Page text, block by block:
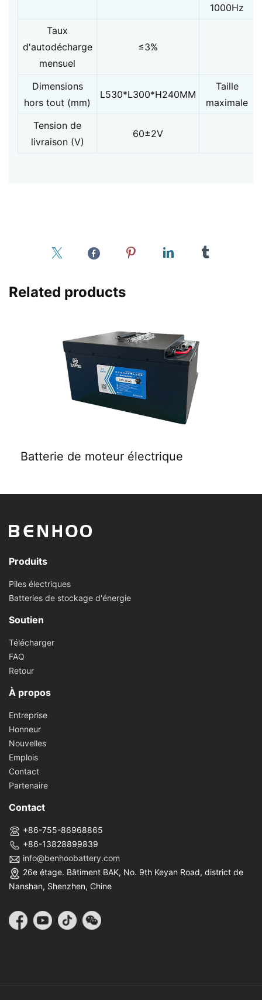
1000Hz
Taux
d'autodécharge
mensuel
≤3%
Dimensions
hors tout (mm)
L530*L300*H240MM
Taille
maximale
Tension de
livraison (V)
60±2V
Related products
Batterie de moteur électrique
Produits
Piles électriques
Batteries de stockage d'énergie
Soutien
Télécharger
FAQ
Retour
À propos
Entreprise
Honneur
Nouvelles
Emplois
Contact
Partenaire
Contact
+86-755-86968865
+86-13828899839
info@benhoobattery.com
26e étage. Bâtiment BAK, No. 9th Keyan Road, district de
Nanshan, Shenzhen, Chine